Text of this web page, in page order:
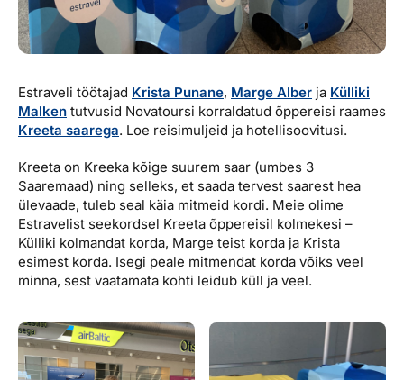
Estraveli töötajad Krista Punane, Marge Alber ja Külliki
Malken tutvusid Novatoursi korraldatud õppereisi raames
Kreeta saarega. Loe reisimuljeid ja hotellisoovitusi.
Kreeta on Kreeka kõige suurem saar (umbes 3
Saaremaad) ning selleks, et saada tervest saarest hea
ülevaade, tuleb seal käia mitmeid kordi. Meie olime
Estravelist seekordsel Kreeta õppereisil kolmekesi –
Külliki kolmandat korda, Marge teist korda ja Krista
esimest korda. Isegi peale mitmendat korda võiks veel
minna, sest vaatamata kohti leidub küll ja veel.